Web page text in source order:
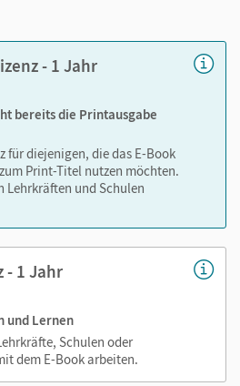
- 1 Jahr
bereits die Printausgabe
für diejenigen, die das E-Book
Print-Titel nutzen möchten.
Lehrkräften und Schulen
- 1 Jahr
und Lernen
Schulen oder
dem E-Book arbeiten.